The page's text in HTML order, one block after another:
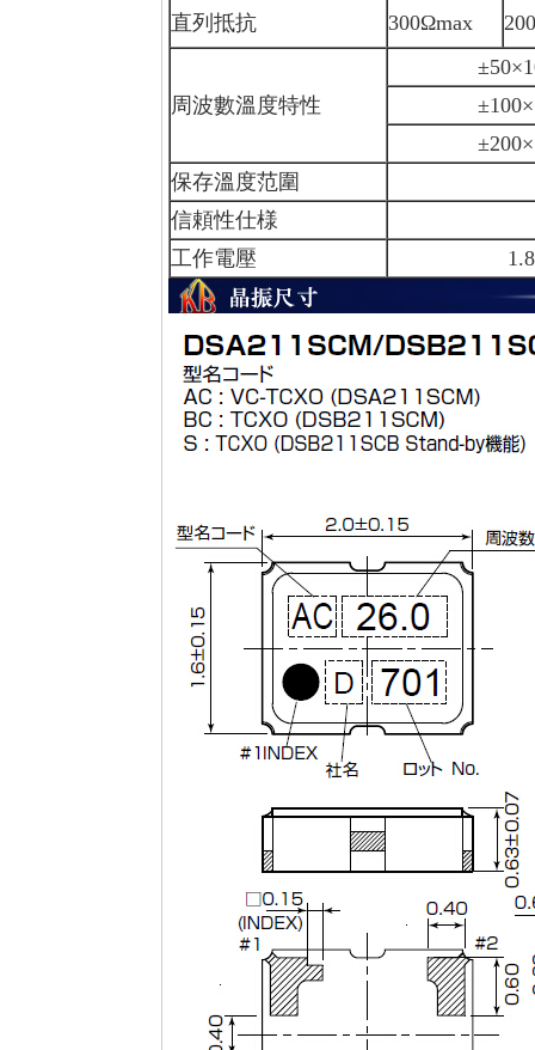
直列抵抗 300Ωmax
周波數溫度特性
±50×10−6/
保存溫度范圍
信頼性仕様
工作電壓
1.8V